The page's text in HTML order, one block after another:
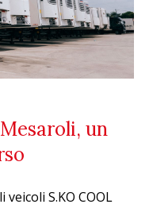
un
S.KO COOL